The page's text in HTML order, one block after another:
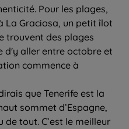
Pour les plages,
La Graciosa, un petit îlot
trouvent des plages
d'y aller entre octobre et
commence à
que Tenerife est la
sommet d’Espagne,
tout. C’est le meilleur